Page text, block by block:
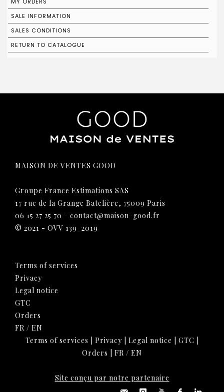
SALE INFORMATION
SALES CONDITIONS
RETURN TO CATALOGUE
MAISON DE VENTES GOOD
Groupe France Estimations SAS
17 rue de la Grange Batelière, 75009 Paris
06 15 27 25 70 - contact@maison-good.fr
© 2021 - OVV 139_2019
Terms of services
Privacy
Legal notice
GTC
Orders
FR / EN
Terms of services
Privacy| Legal notice GTC
Orders
FR / EN
Site conçu par notre partenaire